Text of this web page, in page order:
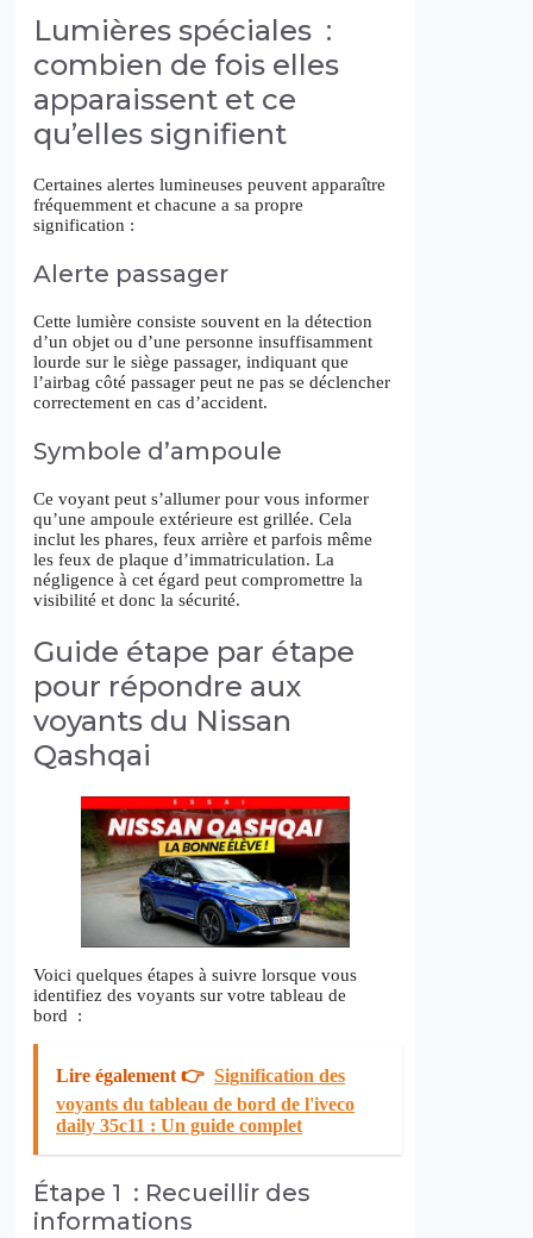
Lumières spéciales :
combien de fois elles
apparaissent et ce
qu’elles signifient
Certaines alertes lumineuses peuvent apparaître
fréquemment et chacune a sa propre
signification :
Alerte passager
Cette lumière consiste souvent en la détection
d’un objet ou d’une personne insuffisamment
lourde sur le siège passager, indiquant que
l’airbag côté passager peut ne pas se déclencher
correctement en cas d’accident.
Symbole d’ampoule
Ce voyant peut s’allumer pour vous informer
qu’une ampoule extérieure est grillée. Cela
inclut les phares, feux arrière et parfois même
les feux de plaque d’immatriculation. La
négligence à cet égard peut compromettre la
visibilité et donc la sécurité.
Guide étape par étape
pour répondre aux
voyants du Nissan
Qashqai
Voici quelques étapes à suivre lorsque vous
identifiez des voyants sur votre tableau de
bord :
Lire également 👉 Signification des
voyants du tableau de bord de l'iveco
daily 35c11 : Un guide complet
Étape 1 : Recueillir des
informations